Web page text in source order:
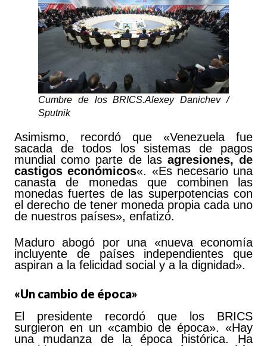
Cumbre de los BRICS.Alexey Danichev/
Sputnik
Asimismo, recordó que «Venezuela fue
sacada de todos los sistemas de pagos
mundial como parte de las agresiones, de
castigos económicos«. «Es necesario una
canasta de monedas que combinen las
monedas fuertes de las superpotencias con
el derecho de tener moneda propia cada uno
de nuestros países», enfatizó.
Maduro abogó por una «nueva economía
incluyente de países independientes que
aspiran a la felicidad social y a la dignidad».
«Un cambio de época»
El presidente recordó que los BRICS
surgieron en un «cambio de época». «Hay
una mudanza de la época histórica. Ha